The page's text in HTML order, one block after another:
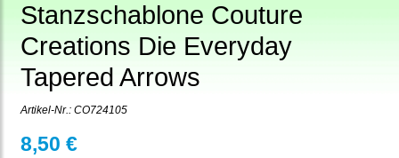
Stanzschablone Couture
Creations Die Everyday
Tapered Arrows
Artikel-Nr.: CO724105
8,50 €